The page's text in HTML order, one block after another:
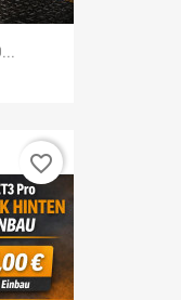
favorite_border